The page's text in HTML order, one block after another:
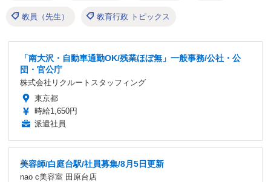
教員（先生） 教育行政 トピックス
「南大沢・自動車通勤OK/残業ほぼ無」一般事務/公社・公
団・官公庁
株式会社リクルートスタッフィング
東京都
時給1,650円
派遣社員
美容師/白庭台駅/社員募集/8月5日更新
nao c美容室 田原台店